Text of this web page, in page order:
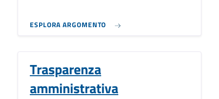
ESPLORA ARGOMENTO
Trasparenza
amministrativa